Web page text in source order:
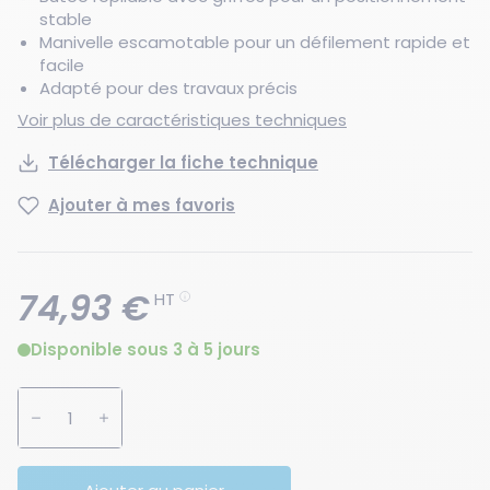
stable
Manivelle escamotable pour un défilement rapide et
facile
Adapté pour des travaux précis
Voir plus de caractéristiques techniques
Télécharger la fiche technique
Ajouter à mes favoris
74,93 €HT
Disponible sous 3 à 5 jours
Augmenter la quantité